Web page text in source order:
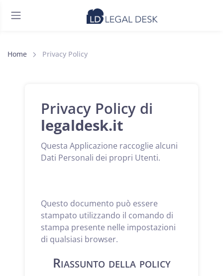
Home Privacy Policy
Privacy Policy di
legaldesk.it
Questa Applicazione raccoglie alcuni
Dati Personali dei propri Utenti.
Questo documento può essere
stampato utilizzando il comando di
stampa presente nelle impostazioni
di qualsiasi browser.
Riassunto della policy